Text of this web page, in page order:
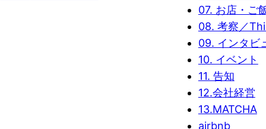
07. お店・ご
08. 考察／
09. インタビ
10. イベント
11. 告知
12.会社経営
13.MATCHA
airbnb